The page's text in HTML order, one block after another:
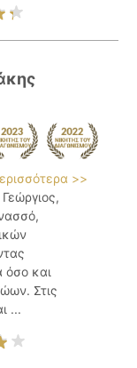
>>
όσο και
Στις
...